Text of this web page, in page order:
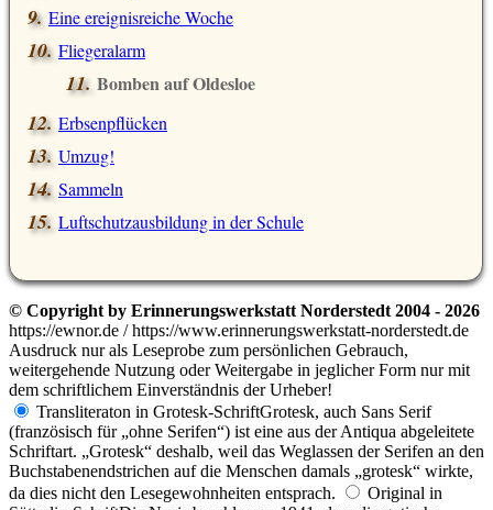
Eine ereignisreiche Woche
Fliegeralarm
Bomben auf Oldesloe
Erbsenpflücken
Umzug!
Sammeln
Luftschutzausbildung in der Schule
© Copyright by Erinnerungswerkstatt Norderstedt 2004 - 2026
https://ewnor.de / https://www.erinnerungswerkstatt-norderstedt.de
Ausdruck nur als Leseprobe zum persönlichen Gebrauch,
weitergehende Nutzung oder Weitergabe in jeglicher Form nur mit
dem schriftlichem Einverständnis der Urheber!
Transliteraton in Grotesk-SchriftGrotesk, auch Sans Serif
(französisch für ohne Serifen ) ist eine aus der Antiqua abgeleitete
Schriftart.
Grotesk
deshalb, weil das Weglassen der Serifen an den
Buchstabenendstrichen auf die Menschen damals
grotesk
wirkte,
da dies nicht den Lesegewohnheiten entsprach.
Original in